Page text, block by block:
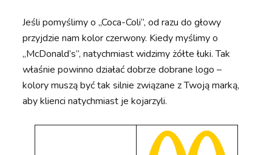
Jeśli pomyślimy o „Coca-Coli”, od razu do głowy
przyjdzie nam kolor czerwony. Kiedy myślimy o
„McDonald’s”, natychmiast widzimy żółte łuki. Tak
właśnie powinno działać dobrze dobrane logo –
kolory muszą być tak silnie związane z Twoją marką,
aby klienci natychmiast je kojarzyli.